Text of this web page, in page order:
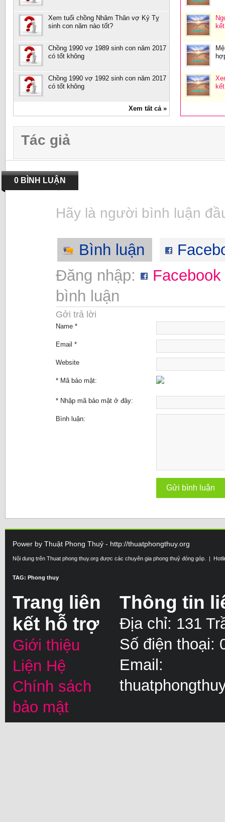
Xem tuổi chồng Nhâm Thân vợ Kỷ Tỵ
sinh con năm nào tốt?
Chồng 1990 vợ 1989 sinh con năm 2017
có tốt không
Chồng 1990 vợ 1992 sinh con năm 2017
có tốt không
Xem tất cả »
Tác giả
0 BÌNH LUẬN
Hãy là người bình luận
Bình luận
Đăng nhập:
Facebook
bình luận
Gởi trả lời
Name *
Email *
Website
* Mã bảo mật:
* Nhập mã bảo mật ở đây:
Bình luận:
Power by Thuật Phong Thuỷ - http://thuatphongthuy.org
Nội dung trên Thuat phong thuy.org được các chuyên gia phong thuỷ đóng góp. |
TAG: Phong thuy
Trang liên
kết hỗ trợ
Giới thiệu
Liện Hệ
Chính sách
bảo mật
Thông tin
Địa chỉ: 131
Số điện thoại:
Email: